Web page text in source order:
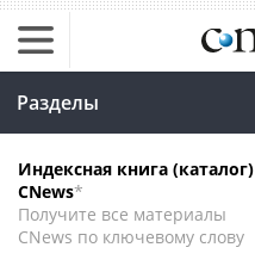
Разделы
Индексная книга (каталог)
CNews*
Получите все материалы
CNews по ключевому слову